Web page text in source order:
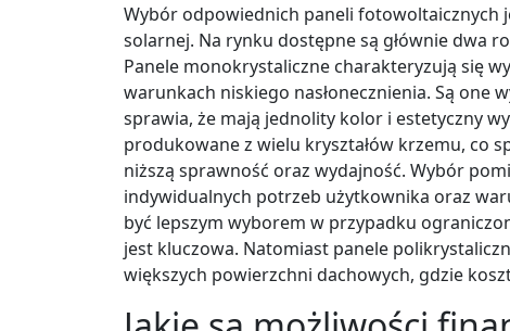
Wybór odpowiednich paneli fotowoltaicznych
solarnej. Na rynku dostępne są głównie dwa
Panele monokrystaliczne charakteryzują się
warunkach niskiego nasłonecznienia. Są one
sprawia, że mają jednolity kolor i estetyczny
produkowane z wielu kryształów krzemu, co
niższą sprawność oraz wydajność. Wybór
indywidualnych potrzeb użytkownika oraz
być lepszym wyborem w przypadku
jest kluczowa. Natomiast panele
większych powierzchni dachowych, gdzie